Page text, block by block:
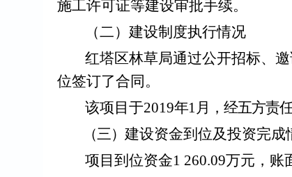
施工许可证等建设审批手续。
（二） 建设制度执行情况
红塔区林草局通过公开招标、邀
位签订了合同。
该项目于2019年1月，经五方责
（三） 建设资金到位及投资完成
项目到位资金1 260.09万元 ， 账